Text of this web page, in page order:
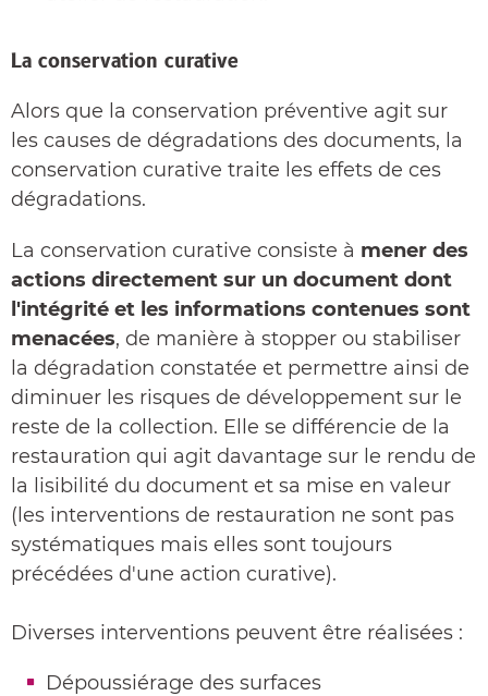
La conservation curative
Alors que la conservation préventive agit sur
les causes de dégradations des documents, la
conservation curative traite les effets de ces
dégradations.
La conservation curative consiste à mener des
actions directement sur un document dont
l'intégrité et les informations contenues sont
menacées, de manière à stopper ou stabiliser
la dégradation constatée et permettre ainsi de
diminuer les risques de développement sur le
reste de la collection. Elle se différencie de la
restauration qui agit davantage sur le rendu de
la lisibilité du document et sa mise en valeur
(les interventions de restauration ne sont pas
systématiques mais elles sont toujours
précédées d'une action curative).
Diverses interventions peuvent être réalisées :
Dépoussiérage des surfaces